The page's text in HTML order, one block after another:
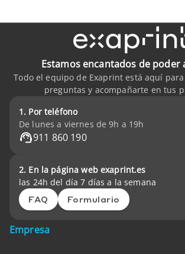
Estamos encantados de poder
Todo el equipo de Exaprint está aquí
preguntas y acompañarte en tus
1. Por teléfono
De lunes a viernes de 9h a 19h
911 860 190
2. En la página web exaprint.es
las 24h del día 7 días a la semana
FAQ Formulario
Empresa